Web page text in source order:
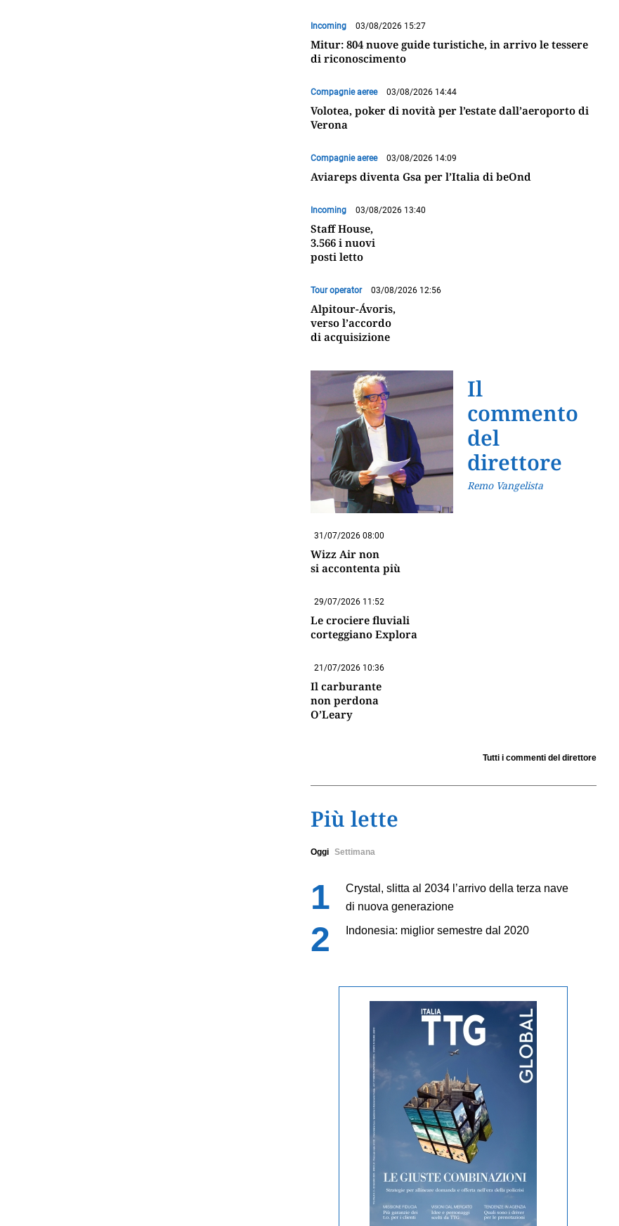
Incoming 03/08/2026 15:27
Mitur: 804 nuove guide turistiche, in arrivo le tessere
di riconoscimento
Compagnie aeree 03/08/2026 14:44
Volotea, poker di novità per l’estate dall’aeroporto di
Verona
Compagnie aeree 03/08/2026 14:09
Aviareps diventa Gsa per l’Italia di beOnd
Incoming 03/08/2026 13:40
Staff House,
3.566 i nuovi
posti letto
Tour operator 03/08/2026 12:56
Alpitour-Ávoris,
verso l’accordo
di acquisizione
Il
commento
del
direttore
Remo Vangelista
31/07/2026 08:00
Wizz Air non
si accontenta più
29/07/2026 11:52
Le crociere fluviali
corteggiano Explora
21/07/2026 10:36
Il carburante
non perdona
O’Leary
Tutti i commenti del direttore
Più lette
Oggi Settimana
Crystal, slitta al 2034 l’arrivo della terza nave
di nuova generazione
Indonesia: miglior semestre dal 2020